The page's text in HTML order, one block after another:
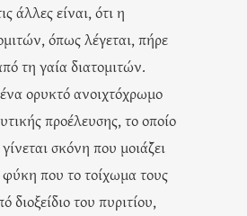
άλλες είναι, ότι η
όπως λέγεται, πήρε
τη γαία διατομιτών.
ορυκτό ανοιχτόχρωμο
προέλευσης, το οποίο
σκόνη που μοιάζει
φύκη που το τοίχωμα τους
διοξείδιο του πυριτίου,